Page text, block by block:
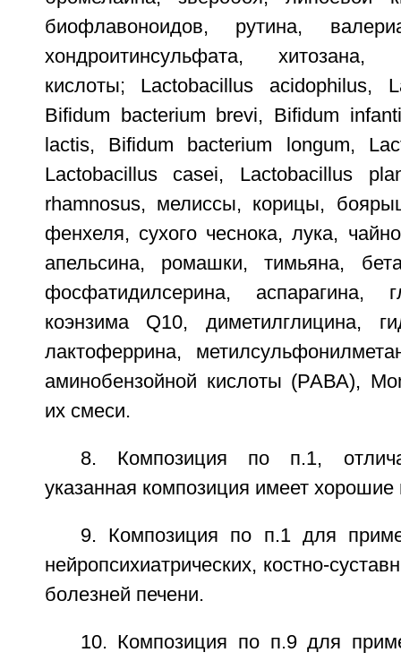
биофлавоноидов, рутина,
хондроитинсульфата, хитозана,
кислоты; Lactobacillus acidophilus,
Bifidum bacterium brevi, Bifidum
lactis, Bifidum bacterium longum,
Lactobacillus casei, Lactobacillus
rhamnosus, мелиссы, корицы,
фенхеля, сухого чеснока, лука,
апельсина, ромашки, тимьяна,
фосфатидилсерина, аспарагина,
коэнзима Q10, диметилглицина,
лактоферрина,
аминобензойной кислоты (РАВА),
их смеси.
8. Композиция по п.1,
указанная композиция имеет хорошие
9. Композиция по п.1 для
нейропсихиатрических, костно-
болезней печени.
10. Композиция по п.9 для